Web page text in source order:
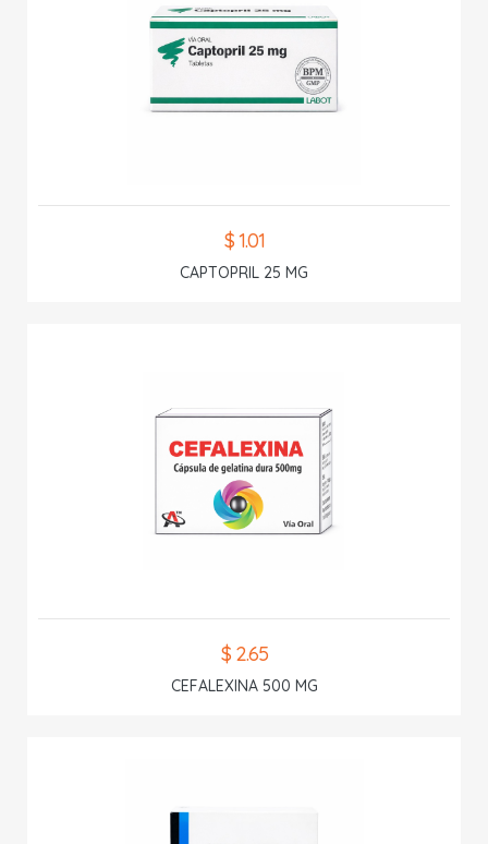
$ 1.01
CAPTOPRIL 25 MG
$ 2.65
CEFALEXINA 500 MG